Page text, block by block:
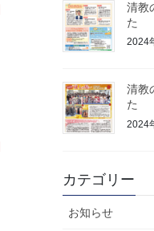
清教
た
2024
清教
た
2024
カテゴリー
お知らせ